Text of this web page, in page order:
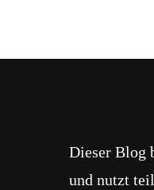
Dieser Blog
und nutzt